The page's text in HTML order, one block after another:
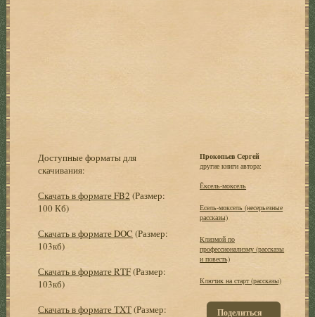
Доступные форматы для
скачивания:
Скачать в формате FB2 (Размер:
100 Кб)
Скачать в формате DOC (Размер:
103кб)
Скачать в формате RTF(Размер:
103кб)
Скачать в формате TXT(Размер:
Прокопьев Сергей
другие книги автора:
Ёксель-моксель
Есель-моксель (несерьезные
рассказы)
Клизмой по
профессионализму (рассказы
и повесть)
Ключик на старт (рассказы)
Поделиться